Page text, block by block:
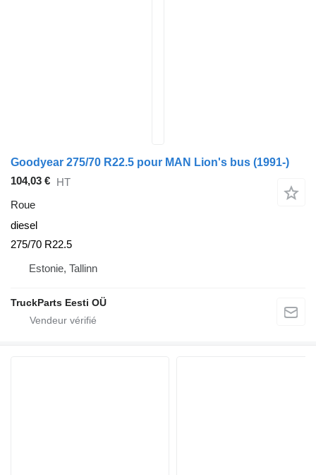
Goodyear 275/70 R22.5 pour MAN Lion's bus (1991-)
104,03 € HT
Roue
diesel
275/70 R22.5
Estonie, Tallinn
TruckParts Eesti OÜ